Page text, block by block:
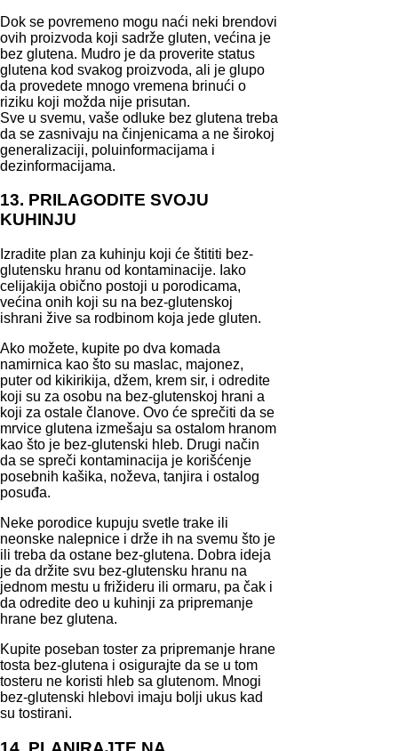
Dok se povremeno mogu naći neki brendovi
ovih proizvoda koji sadrže gluten, većina je
bez glutena. Mudro je da proverite status
glutena kod svakog proizvoda, ali je glupo
da provedete mnogo vremena brinući o
riziku koji možda nije prisutan.
Sve u svemu, vaše odluke bez glutena treba
da se zasnivaju na činjenicama a ne širokoj
generalizaciji, poluinformacijama i
dezinformacijama.
13. PRILAGODITE SVOJU
KUHINJU
Izradite plan za kuhinju koji će štititi bez-
glutensku hranu od kontaminacije. Iako
celijakija obično postoji u porodicama,
većina onih koji su na bez-glutenskoj
ishrani žive sa rodbinom koja jede gluten.
Ako možete, kupite po dva komada
namirnica kao što su maslac, majonez,
puter od kikirikija, džem, krem sir, i odredite
koji su za osobu na bez-glutenskoj hrani a
koji za ostale članove. Ovo će sprečiti da se
mrvice glutena izmešaju sa ostalom hranom
kao što je bez-glutenski hleb. Drugi način
da se spreči kontaminacija je korišćenje
posebnih kašika, noževa, tanjira i ostalog
posuđa.
Neke porodice kupuju svetle trake ili
neonske nalepnice i drže ih na svemu što je
ili treba da ostane bez-glutena. Dobra ideja
je da držite svu bez-glutensku hranu na
jednom mestu u frižideru ili ormaru, pa čak i
da odredite deo u kuhinji za pripremanje
hrane bez glutena.
Kupite poseban toster za pripremanje hrane
tosta bez-glutena i osigurajte da se u tom
tosteru ne koristi hleb sa glutenom. Mnogi
bez-glutenski hlebovi imaju bolji ukus kad
su tostirani.